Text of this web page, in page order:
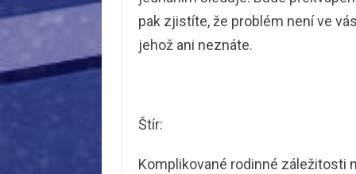
pak zjistíte, že problém není ve
jehož ani neznáte.
Štír:
Komplikované rodinné záležitosti